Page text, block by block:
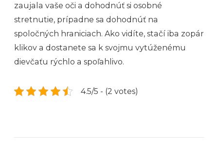
zaujala vaše oči a dohodnúť si osobné
stretnutie, prípadne sa dohodnúť na
spoločných hraniciach. Ako vidíte, stačí iba zopár
klikov a dostanete sa k svojmu vytúženému
dievčaťu rýchlo a spoľahlivo.
4.5/5 - (2 votes)